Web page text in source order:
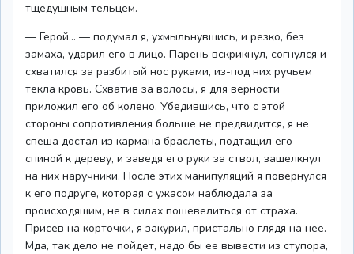
тщедушным тельцем.
— Герой... — подумал я, ухмыльнувшись, и резко, без
замаха, ударил его в лицо. Парень вскрикнул, согнулся и
схватился за разбитый нос руками, из-под них ручьем
текла кровь. Схватив за волосы, я для верности
приложил его об колено. Убедившись, что с этой
стороны сопротивления больше не предвидится, я не
спеша достал из кармана браслеты, подтащил его
спиной к дереву, и заведя его руки за ствол, защелкнул
на них наручники. После этих манипуляций я повернулся
к его подруге, которая с ужасом наблюдала за
происходящим, не в силах пошевелиться от страха.
Присев на корточки, я закурил, пристально глядя на нее.
Мда, так дело не пойдет, надо бы ее вывести из ступора,